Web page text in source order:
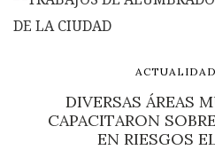
DIVERSAS ÁREAS
CAPACITARON
EN RIESGOS